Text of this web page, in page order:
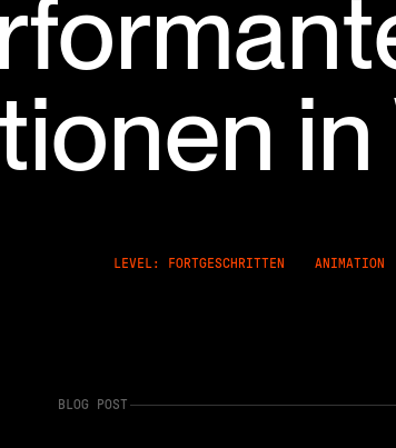
LEVEL: FORTGESCHRITTEN ANIMATION
BLOG POST